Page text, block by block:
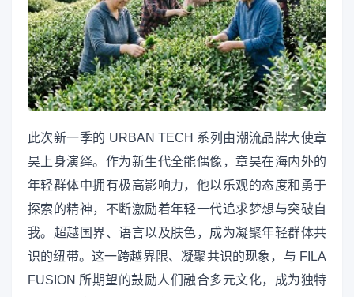
此次新一季的 URBAN TECH 系列由潮流品牌大使章
昊上身演绎。作为新生代全能偶像，章昊在海内外的
年轻群体中拥有极高影响力，他以乐观的态度和勇于
探索的精神，不断激励着年轻一代追求梦想与突破自
我。超越国界、语言以及肤色，成为凝聚年轻群体共
识的纽带。这一跨越界限、凝聚共识的现象，与 FILA
FUSION 所期望的鼓励人们融合多元文化，成为独特